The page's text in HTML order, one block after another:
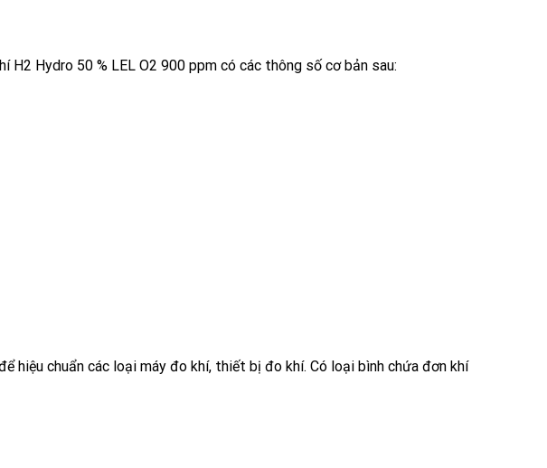
H2 Hydro 50 % LEL O2 900 ppm có các thông số cơ bản sau:
hiệu chuẩn các loại máy đo khí, thiết bị đo khí. Có loại bình chứa đơn khí